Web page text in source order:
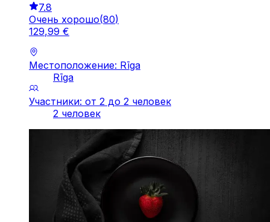
7.8
Очень хорошо(80)
129,99 €
Местоположение: Rīga
Rīga
Участники: от 2 до 2 человек
2 человек